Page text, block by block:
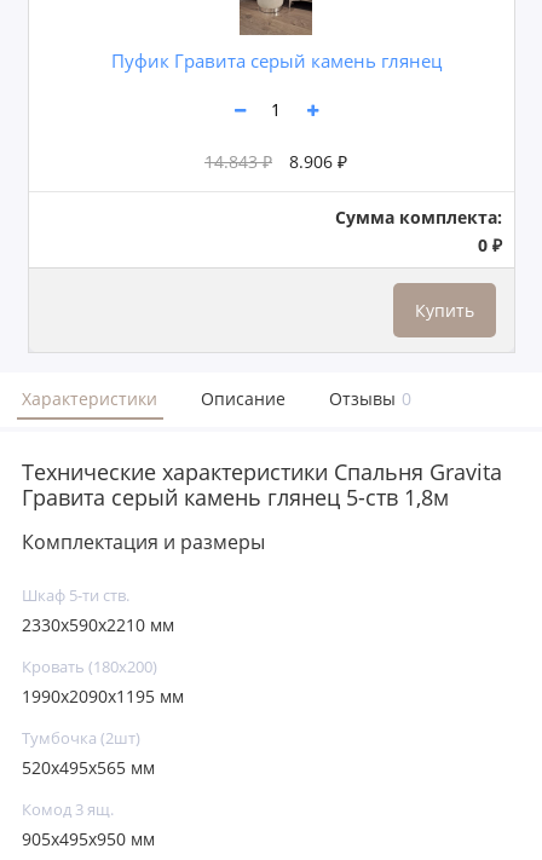
Пуфик Гравита серый камень глянец
14.843 ₽ 8.906 ₽
Сумма комплекта:
0 ₽
Купить
Характеристики Описание Отзывы 0
Технические характеристики Спальня Gravita
Гравита серый камень глянец 5-ств 1,8м
Комплектация и размеры
Шкаф 5-ти ств.
2330x590x2210 мм
Кровать (180х200)
1990x2090x1195 мм
Тумбочка (2шт)
520x495x565 мм
Комод 3 ящ.
905х495х950 мм